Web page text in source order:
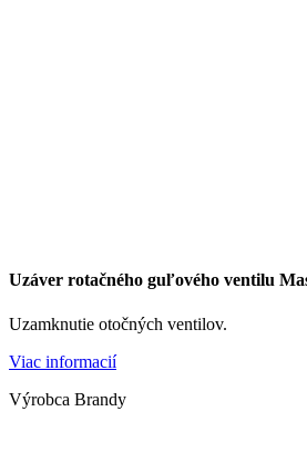
Uzáver rotačného guľového ventilu
Uzamknutie otočných ventilov.
Viac informacií
Výrobca Brandy